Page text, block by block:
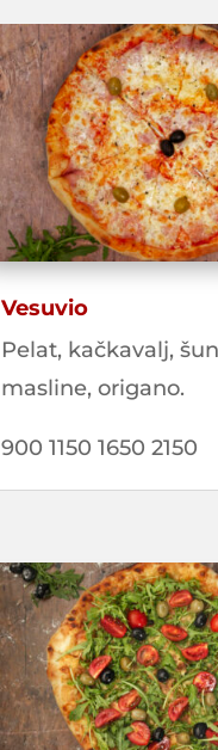
Vesuvio
Pelat, kačkavalj,
masline, origano.
900 1150 1650 2150